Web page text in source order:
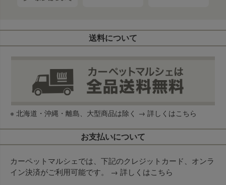
送料について
※ 北海道・沖縄・離島、大型商品は除く → 詳しくはこちら
お支払いについて
カーペットマルシェでは、下記のクレジットカード、オンラ
イン決済がご利用可能です。 → 詳しくはこちら